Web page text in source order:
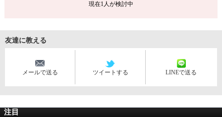
現在1人が検討中
友達に教える
メールで送る ツイートする LINEで送る
注目